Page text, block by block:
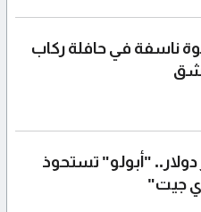
ناسفة في حافلة ركاب
دولار.. "أبولو" تستحوذ
جيت"